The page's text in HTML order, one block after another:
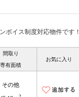
ボイス制度対応物件です！
間取り
専有面積
お気に入り
その他